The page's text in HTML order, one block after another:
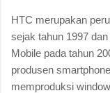
HTC merupakan
sejak tahun 1997
Mobile pada tahun
produsen
memproduksi